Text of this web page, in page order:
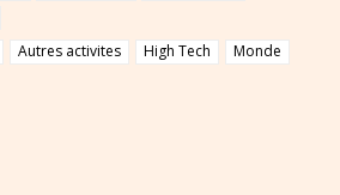
Autres activites High Tech
Monde